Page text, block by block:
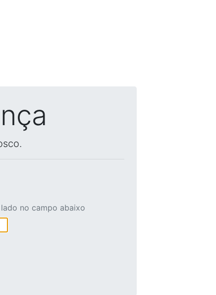
no campo abaixo